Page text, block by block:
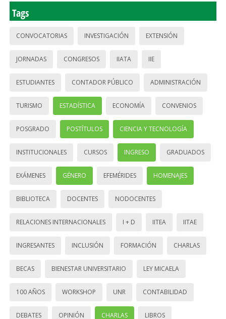
Tags
CONVOCATORIAS INVESTIGACIÓN EXTENSIÓN
JORNADAS CONGRESOS IIATA IIE
ESTUDIANTES CONTADOR PÚBLICO ADMINISTRACIÓN
TURISMO ESTADÍSTICA ECONOMÍA CONVENIOS
POSGRADO POSTÍTULOS CIENCIA Y TECNOLOGÍA
INSTITUCIONALES CURSOS INGRESO GRADUADOS
EXÁMENES GÉNERO EFEMÉRIDES HOMENAJES
BIBLIOTECA DOCENTES NODOCENTES
RELACIONES INTERNACIONALES I + D IITEA IITAE
INGRESANTES INCLUSIÓN FORMACIÓN CHARLAS
BECAS BIENESTAR UNIVERSITARIO LEY MICAELA
100 AÑOS WORKSHOP UNR CONTABILIDAD
DEBATES OPINIÓN CHARLAS LIBROS